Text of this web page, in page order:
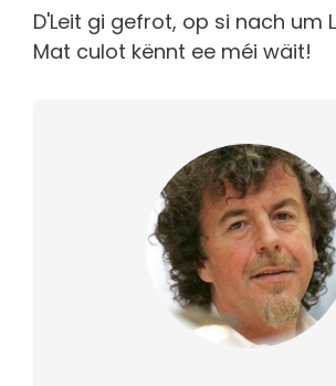
D'Leit gi gefrot, op si nach um
Mat culot kënnt ee méi wäit!